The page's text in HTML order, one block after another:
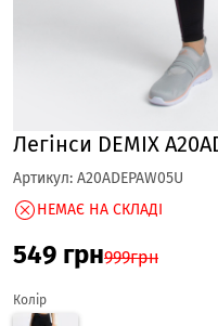
Легінси DEMIX
Артикул: A20ADEPAW05U
НЕМАЄ НА СКЛАДІ
549 грн999грн
Колір